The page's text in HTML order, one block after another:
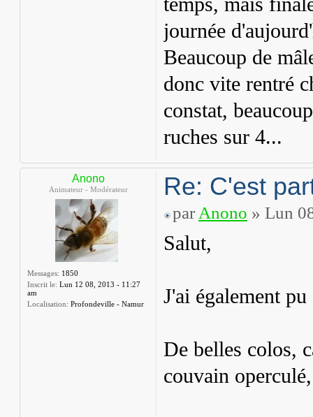
journée
Beaucoup de
donc vite rentré
constat,
ruches sur 4...
Anono
Animateur - Modérateur
Messages: 1850
Inscrit le: Lun 12 08, 2013 - 11:27
am
Localisation: Profondeville - Namur
Re: C'est
par Anono » Lun
Salut,
J'ai également
De belles colos,
couvain